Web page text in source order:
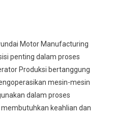
Motor Manufacturing
penting dalam proses
Produksi bertanggung
mesin-mesin
dalam proses
keahlian dan